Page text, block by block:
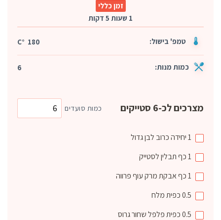
זמן כללי
1 שעות 5 דקות
טמפ' בישול: 180 °C
כמות מנות: 6
מצרכים לכ-6 סטייקים כמות סועדים
1יחידהכרוב לבן גדול
1כףתבלין לסטייק
1כףאבקת מרק עוף פרווה
0.5כפיתמלח
0.5כפיתפלפל שחור גרוס